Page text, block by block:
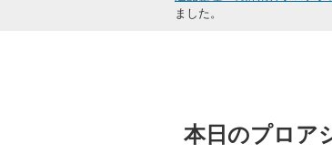
ました。
本日のプロア